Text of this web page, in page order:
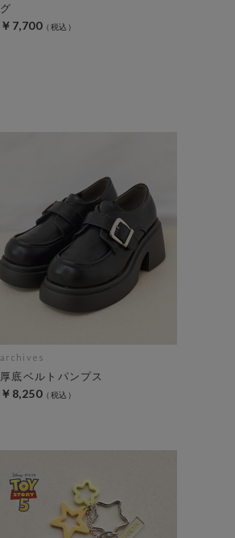
グ
￥7,700
archives
厚底ベルトパンプス
￥8,250